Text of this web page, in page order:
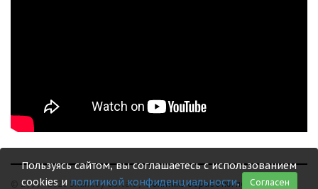
© 1999 - 2026 Shamray Guitars /Политика обработки персональных
Пользуясь сайтом, вы соглашаетесь с использованием
cookies и политикой конфиденциальности. Согласен